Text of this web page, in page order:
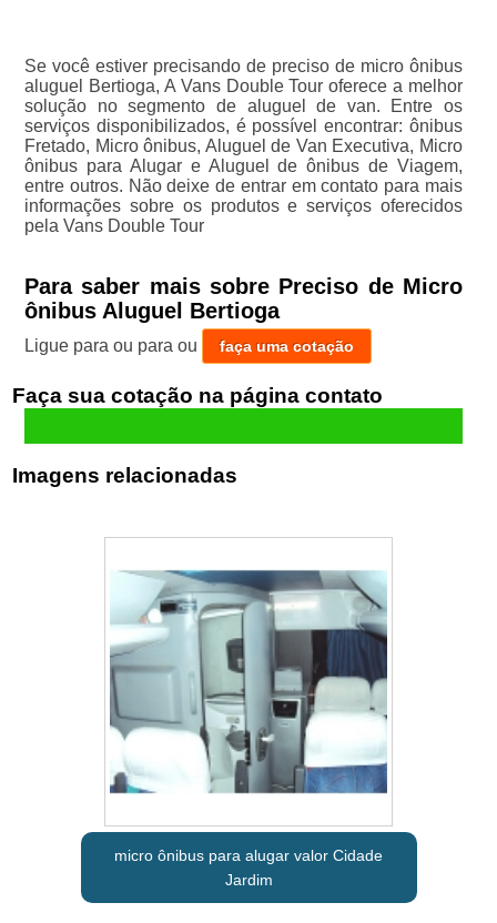
Se você estiver precisando de preciso de micro ônibus
aluguel Bertioga, A Vans Double Tour oferece a melhor
solução no segmento de aluguel de van. Entre os
serviços disponibilizados, é possível encontrar: ônibus
Fretado, Micro ônibus, Aluguel de Van Executiva, Micro
ônibus para Alugar e Aluguel de ônibus de Viagem,
entre outros. Não deixe de entrar em contato para mais
informações sobre os produtos e serviços oferecidos
pela Vans Double Tour
Para saber mais sobre Preciso de Micro
ônibus Aluguel Bertioga
Ligue para ou para ou faça uma cotação
Faça sua cotação
Imagens relacionadas
micro ônibus para alugar valor Cidade
Jardim